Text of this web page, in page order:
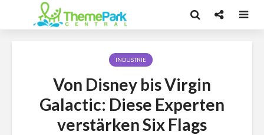
INDUSTRIE
Von Disney bis Virgin
Galactic: Diese Experten
verstärken Six Flags